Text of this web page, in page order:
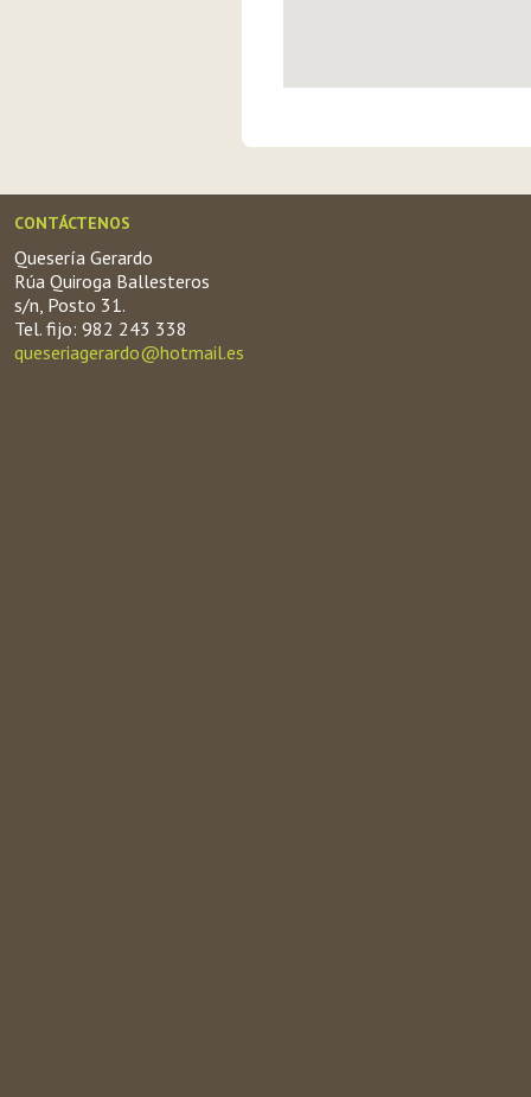
CONTÁCTENOS
Quesería Gerardo
Rúa Quiroga Ballesteros
s/n, Posto 31.
Tel. fijo: 982 243 338
queseriagerardo@hotmail.es